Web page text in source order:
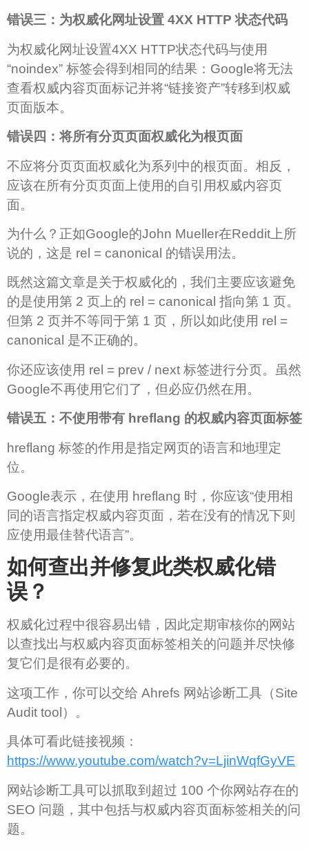
错误三：为权威化网址设置 4XX HTTP 状态代码
为权威化网址设置4XX HTTP状态代码与使用
“noindex” 标签会得到相同的结果：Google将无法
查看权威内容页面标记并将“链接资产”转移到权威
页面版本。
错误四：将所有分页页面权威化为根页面
不应将分页页面权威化为系列中的根页面。相反，
应该在所有分页页面上使用的自引用权威内容页
面。
为什么？正如Google的John Mueller在Reddit上所
说的，这是 rel = canonical 的错误用法。
既然这篇文章是关于权威化的，我们主要应该避免
的是使用第 2 页上的 rel = canonical 指向第 1 页。
但第 2 页并不等同于第 1 页，所以如此使用 rel =
canonical 是不正确的。
你还应该使用 rel = prev / next 标签进行分页。虽然
Google不再使用它们了，但必应仍然在用。
错误五：不使用带有 hreflang 的权威内容页面标签
hreflang 标签的作用是指定网页的语言和地理定
位。
Google表示，在使用 hreflang 时，你应该“使用相
同的语言指定权威内容页面，若在没有的情况下则
应使用最佳替代语言”。
如何查出并修复此类权威化错
误？
权威化过程中很容易出错，因此定期审核你的网站
以查找出与权威内容页面标签相关的问题并尽快修
复它们是很有必要的。
这项工作，你可以交给 Ahrefs 网站诊断工具（Site
Audit tool）。
具体可看此链接视频：
https://www.youtube.com/watch?v=LjinWqfGyVE
网站诊断工具可以抓取到超过 100 个你网站存在的
SEO 问题，其中包括与权威内容页面标签相关的问
题。